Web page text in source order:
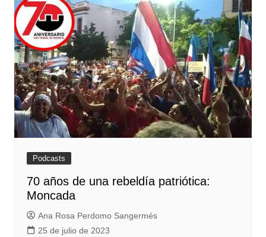
Podcasts
70 años de una rebeldía patriótica:
Moncada
Ana Rosa Perdomo Sangermés
25 de julio de 2023